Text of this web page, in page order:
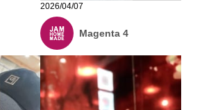
2026/04/07
Magenta 4